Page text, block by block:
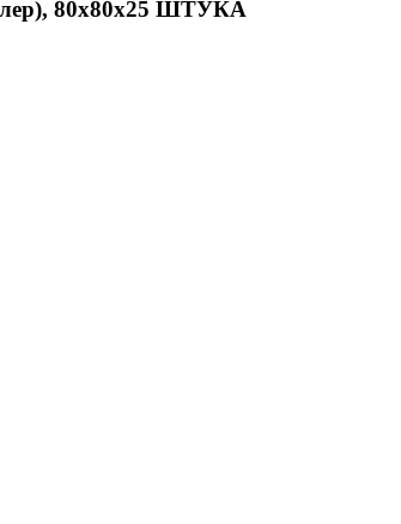
80x80x25 ШТУКА